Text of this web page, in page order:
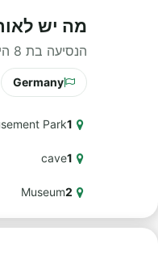
מה יש
הנסיעה בת 8 הימים כוללת 11 עצירות על פני 9 סוגי חוויות שונים לאורך הדרך.
Germany
1
Park
1
cave
2
Museum